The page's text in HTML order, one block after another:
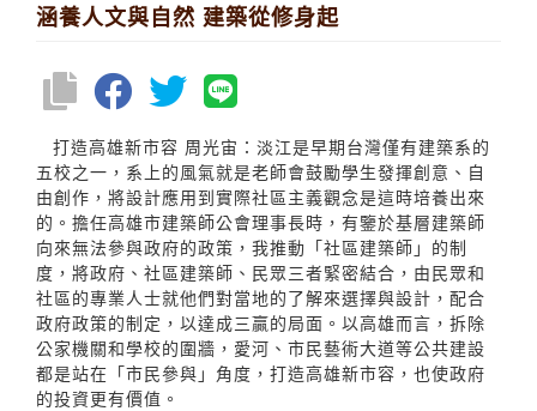
涵養人文與自然 建築從修身起
打造高雄新市容 周光宙：淡江是早期台灣僅有建築系的
五校之一，系上的風氣就是老師會鼓勵學生發揮創意、自
由創作，將設計應用到實際社區主義觀念是這時培養出來
的。擔任高雄市建築師公會理事長時，有鑒於基層建築師
向來無法參與政府的政策，我推動「社區建築師」的制
度，將政府、社區建築師、民眾三者緊密結合，由民眾和
社區的專業人士就他們對當地的了解來選擇與設計，配合
政府政策的制定，以達成三贏的局面。以高雄而言，拆除
公家機關和學校的圍牆，愛河、市民藝術大道等公共建設
都是站在「市民參與」角度，打造高雄新市容，也使政府
的投資更有價值。